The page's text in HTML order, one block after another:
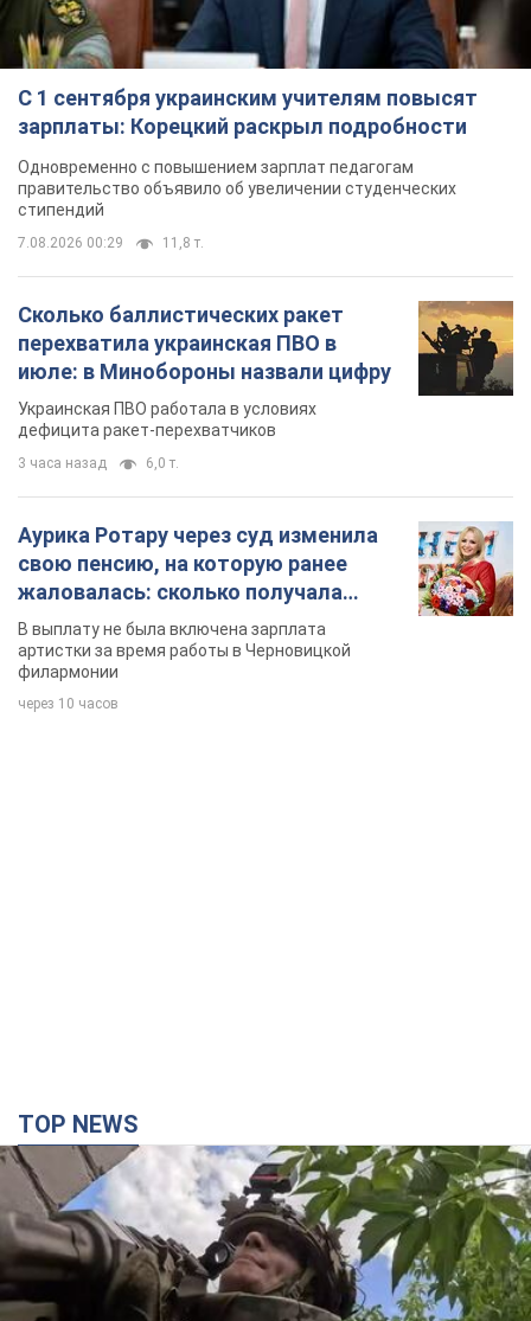
С 1 сентября украинским учителям повысят
зарплаты: Корецкий раскрыл подробности
Одновременно с повышением зарплат педагогам
правительство объявило об увеличении студенческих
стипендий
7.08.2026 00:29 11,8 т.
Сколько баллистических ракет
перехватила украинская ПВО в
июле: в Минобороны назвали цифру
Украинская ПВО работала в условиях
дефицита ракет-перехватчиков
3 часа назад 6,0 т.
Аурика Ротару через суд изменила
свою пенсию, на которую ранее
жаловалась: сколько получала
певица
В выплату не была включена зарплата
артистки за время работы в Черновицкой
филармонии
через 10 часов
TOP NEWS